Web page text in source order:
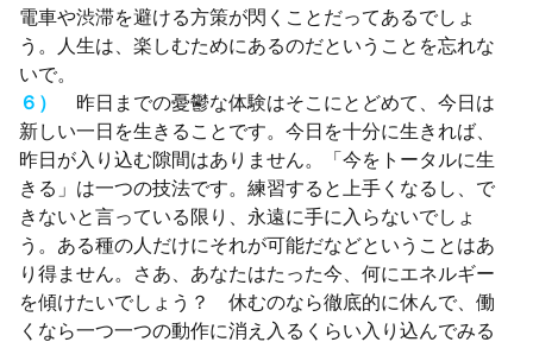
電車や渋滞を避ける方策が閃くことだってあるでしょ
う。人生は、楽しむためにあるのだということを忘れな
いで。
６）
昨日までの憂鬱な体験はそこにとどめて、今日は
新しい一日を生きることです。今日を十分に生きれば、
昨日が入り込む隙間はありません。「今をトータルに生
きる」は一つの技法です。練習すると上手くなるし、で
きないと言っている限り、永遠に手に入らないでしょ
う。ある種の人だけにそれが可能だなどということはあ
り得ません。さあ、あなたはたった今、何にエネルギー
を傾けたいでしょう？ 休むのなら徹底的に休んで、働
くなら一つ一つの動作に消え入るくらい入り込んでみる